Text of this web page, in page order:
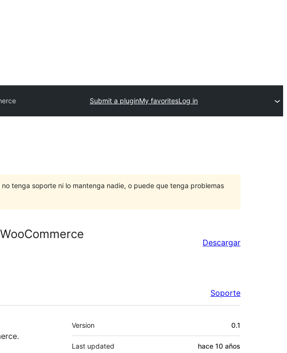
Submit a pluginMy favoritesLog in
no tenga soporte ni lo mantenga nadie, o puede que tenga problemas
Descargar
Soporte
Meta
Version 0.1
Last updated hace 10 años